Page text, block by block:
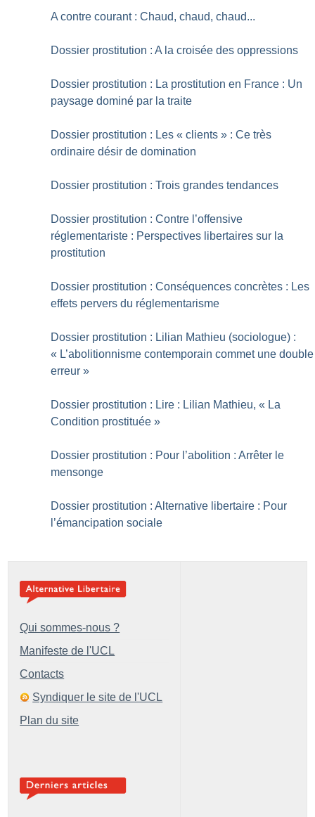
A contre courant : Chaud, chaud, chaud...
Dossier prostitution : A la croisée des oppressions
Dossier prostitution : La prostitution en France : Un
paysage dominé par la traite
Dossier prostitution : Les « clients » : Ce très
ordinaire désir de domination
Dossier prostitution : Trois grandes tendances
Dossier prostitution : Contre l’offensive
réglementariste : Perspectives libertaires sur la
prostitution
Dossier prostitution : Conséquences concrètes : Les
effets pervers du réglementarisme
Dossier prostitution : Lilian Mathieu (sociologue) :
« L’abolitionnisme contemporain commet une double
erreur »
Dossier prostitution : Lire : Lilian Mathieu, « La
Condition prostituée »
Dossier prostitution : Pour l’abolition : Arrêter le
mensonge
Dossier prostitution : Alternative libertaire : Pour
l’émancipation sociale
Qui sommes-nous ?
Manifeste de l'UCL
Contacts
Syndiquer le site de l'UCL
Plan du site